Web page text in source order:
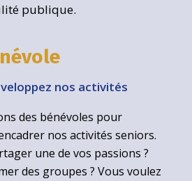
publique.
nos activités
des bénévoles pour
nos activités seniors.
une de vos passions ?
des groupes ? Vous voulez